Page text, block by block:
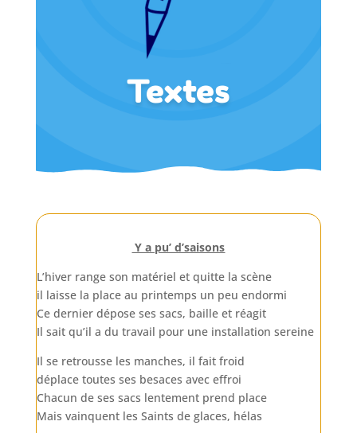
Textes
Y a pu’ d’saisons
L’hiver range son matériel et quitte la scène
il laisse la place au printemps un peu endormi
Ce dernier dépose ses sacs, baille et réagit
Il sait qu’il a du travail pour une installation sereine
Il se retrousse les manches, il fait froid
déplace toutes ses besaces avec effroi
Chacun de ses sacs lentement prend place
Mais vainquent les Saints de glaces, hélas